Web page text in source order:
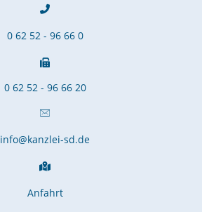
0 62 52 - 96 66 0
0 62 52 - 96 66 20
info@kanzlei-sd.de
Anfahrt